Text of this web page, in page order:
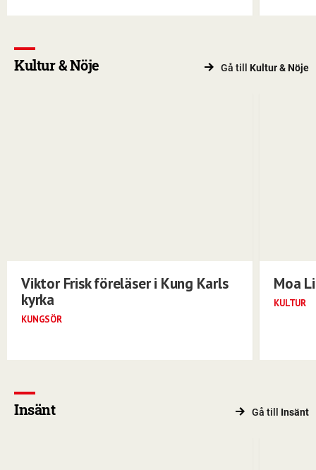
Kultur & Nöje Gå till Kultur & Nöje
Viktor Frisk föreläser i Kung Karls
kyrka
KUNGSÖR
Moa
KULTUR
Insänt Gå till Insänt